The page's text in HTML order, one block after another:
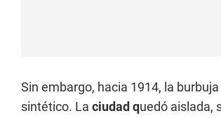
Sin embargo, hacia 1914, la
sintético. La ciudad quedó aislada,